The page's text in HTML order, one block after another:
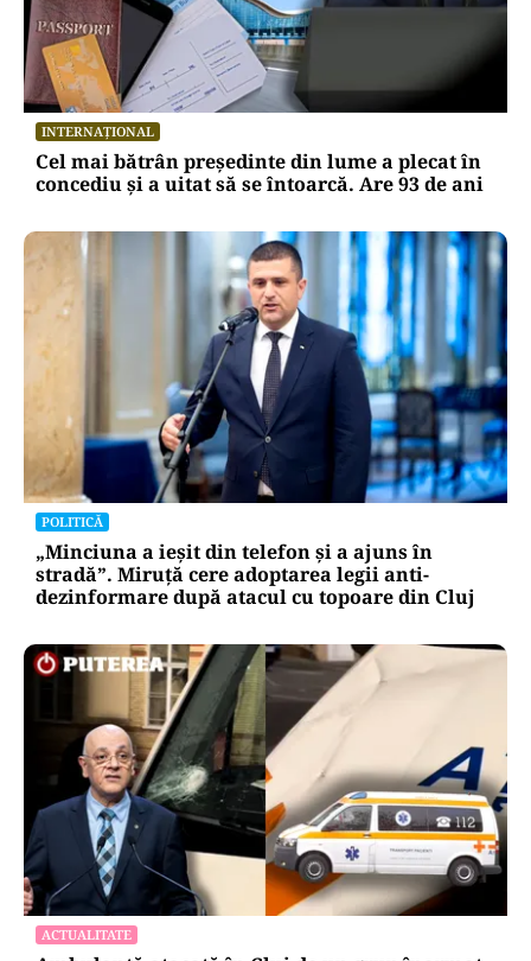
METEO
Val de căldură extremă în România. Cupolă de
foc în toată țara și temperaturi de peste 38 de
grade
INTERNAȚIONAL
Cel mai bătrân președinte din lume a plecat în
concediu și a uitat să se întoarcă. Are 93 de ani
POLITICĂ
„Minciuna a ieșit din telefon și a ajuns în
stradă”. Miruță cere adoptarea legii anti-
dezinformare după atacul cu topoare din Cluj